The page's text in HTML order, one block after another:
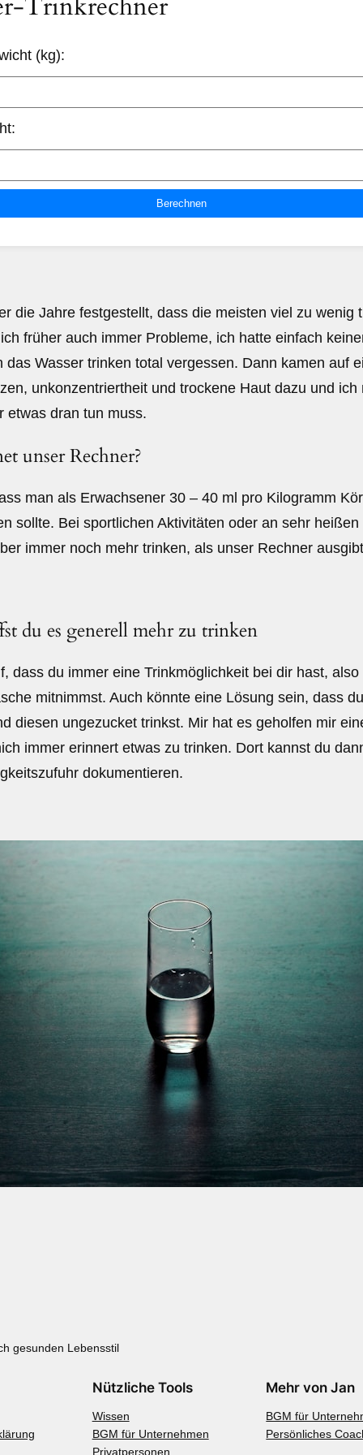
Zum
Inhalt
(kg):
Berechnen
die Jahre festgestellt, dass die meisten viel zu wenig
früher auch immer Probleme, ich hatte einfach
das Wasser trinken total vergessen. Dann kamen auf
unkonzentriertheit und trockene Haut dazu und ich
etwas dran tun muss.
unser Rechner?
man als Erwachsener 30 – 40 ml pro Kilogramm
sollte. Bei sportlichen Aktivitäten oder an sehr heißen
immer noch mehr trinken, als unser Rechner
du es generell mehr zu trinken
dass du immer eine Trinkmöglichkeit bei dir hast,
mitnimmst. Auch könnte eine Lösung sein, dass
diesen ungezucket trinkst. Mir hat es geholfen mir
immer erinnert etwas zu trinken. Dort kannst du
dokumentieren.
gesunden Lebensstil
Nützliche Tools
Wissen
BGM für Unternehmen
Privatpersonen
Mehr von Jan
BGM für
Persönliches